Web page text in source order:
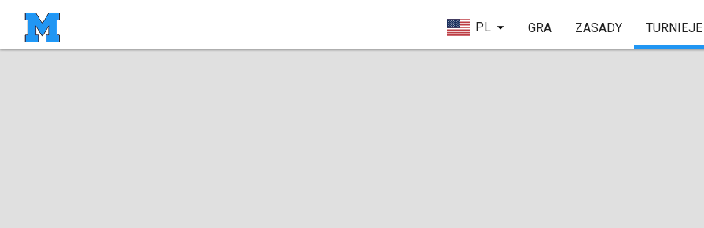
PL GRA ZASADY TURNIEJE